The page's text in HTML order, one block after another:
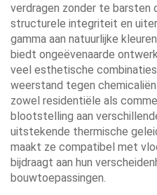
verdragen zonder te barsten
structurele integriteit en
gamma aan natuurlijke
biedt ongeëvenaarde
veel esthetische combinaties
weerstand tegen
zowel residentiële als
blootstelling aan
uitstekende thermische
maakt ze compatibel met
bijdraagt aan hun
bouwtoepassingen.